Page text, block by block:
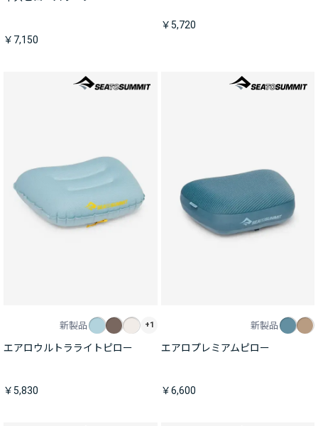
￥7,150
￥5,720
新製品 +1
エアロウルトラライトピロー
￥5,830
新製品
エアロプレミアムピロー
￥6,600